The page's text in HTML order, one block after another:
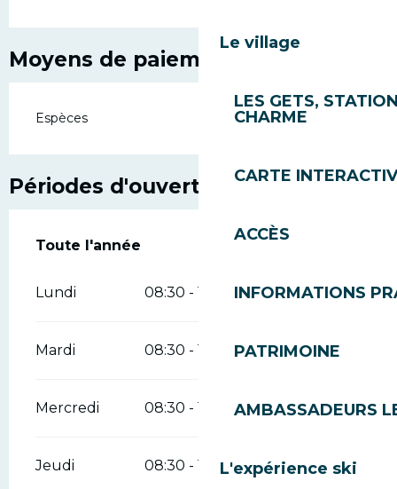
Le village
LES GETS,
CHARME
CARTE
ACCÈS
INFORMATIONS
PATRIMOINE
AMBASSADEURS
L'expérience ski
Moyens de paiement
Espèces
Périodes d'ouverture
Toute l'année
Toute l'année
Lundi 08:30 - 18:30
Mardi 08:30 - 18:30
Mercredi 08:30 - 18:30
Jeudi 08:30 - 18:30